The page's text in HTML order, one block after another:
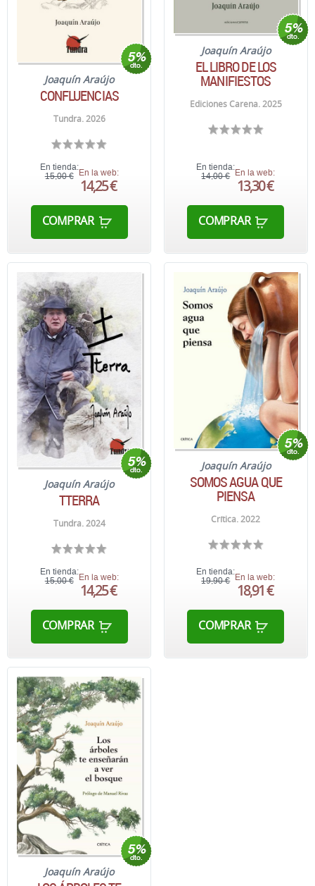
Joaquín Araújo
CONFLUENCIAS
Tundra. 2026
En tienda:
15,00 € En la web:
14,25 €
COMPRAR
Joaquín Araújo
EL LIBRO DE LOS
MANIFIESTOS
Ediciones Carena. 2025
En tienda:
14,00 €
En la web:
13,30 €
COMPRAR
Joaquín Araújo
TTERRA
Tundra. 2024
En tienda:
15,00 € En la web:
14,25 €
COMPRAR
Joaquín Araújo
SOMOS AGUA QUE
PIENSA
Crítica. 2022
En tienda:
19,90 € En la web:
18,91 €
COMPRAR
Joaquín Araújo